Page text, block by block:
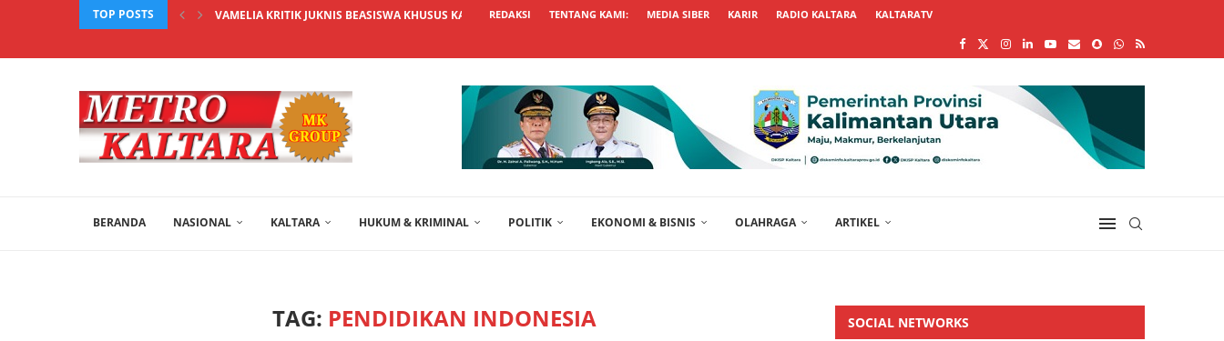
TOP POSTS VAMELIA KRITIK JUKNIS BEASISWA KHUSUS KALTARA UNGGUL, USUL...
REDAKSI TENTANG KAMI: MEDIA SIBER KARIR RADIO KALTARA KALTARATV
BERANDA NASIONAL KALTARA HUKUM & KRIMINAL POLITIK EKONOMI & BISNIS OLAHRAGA ARTIKEL
TAG: PENDIDIKAN INDONESIA SOCIAL NETWORKS